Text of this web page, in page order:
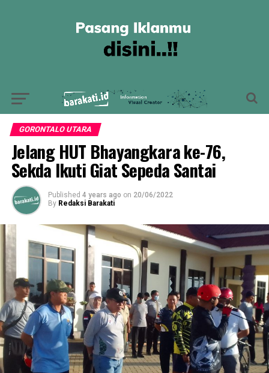
GORONTALO UTARA
Jelang HUT Bhayangkara ke-76,
Sekda Ikuti Giat Sepeda Santai
Published 4 years ago on 20/06/2022
By Redaksi Barakati